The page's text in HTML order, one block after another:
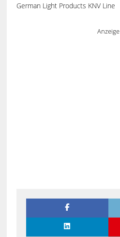
German Light Products KNV Line
Anzeige